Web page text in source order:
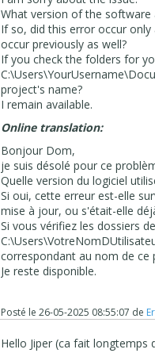
What version of the software
If so, did this error occur
occur previously as well?
If you check the folders for
project's name?
I remain available.
Online translation:
Bonjour Dom,
je suis désolé pour ce
Quelle version du logiciel
Si oui, cette erreur est-elle
mise à jour, ou s'était-elle
Si vous vérifiez les dossiers
correspondant au nom de ce
Je reste disponible.
Posté le26-05-2025 08:55:07 de
Hello Jiper (ca fait longtemps